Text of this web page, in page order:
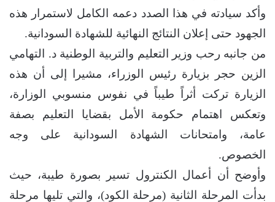
وأكد سيادته في هذا الصدد دعمه الكامل لاستمرار هذه
الجهود حتى إعلان النتائج النهائية للشهادة السودانية.
من جانبه رحب وزير التعليم والتربية الوطنية د. التهامي
الزين حجر بزيارة رئيس الوزراء، مشيرا إلى أن هذه
الزيارة تركت أثراً طيباً في نفوس منسوبي الوزارة،
وتعكس اهتمام حكومة الأمل بقضايا التعليم بصفة
عامة، وامتحانات الشهادة السودانية على وجه
الخصوص.
​وأوضح أن أعمال الكنترول تسير بصورة طيبة، حيث
بدأت المرحلة الثانية (مرحلة الكود)، والتي تليها مرحلة